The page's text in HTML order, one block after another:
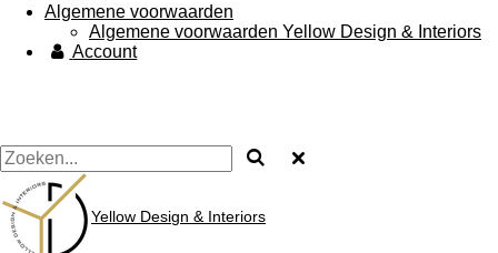
Algemene voorwaarden
Algemene voorwaarden Yellow Design & Interiors
Account
Yellow Design & Interiors